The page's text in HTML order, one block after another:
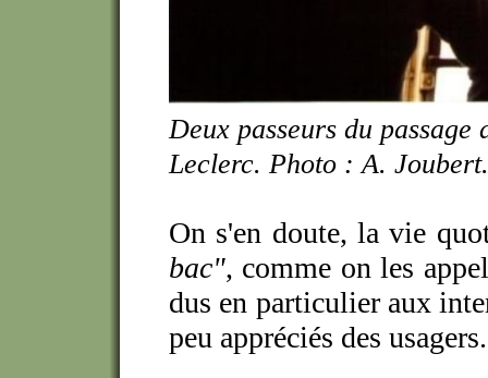
Deux passeurs du
Leclerc. Photo : A. Joubert.
On s'en doute, la vie
bac", comme on les
dus en particulier aux
peu appréciés des usagers.